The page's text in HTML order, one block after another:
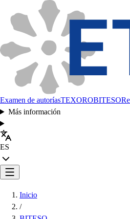
Examen de autoríasTEXOROBITESO
Más información
ES
Inicio
/